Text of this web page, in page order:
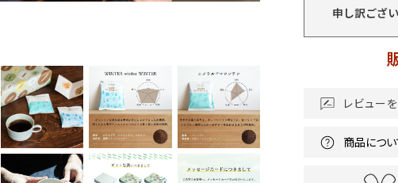
申し訳ござ
レビュー
商品につ